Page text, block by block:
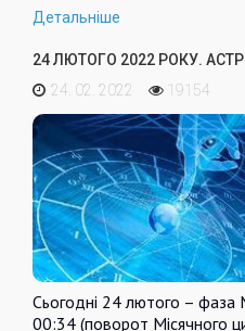
Детальніше
24 ЛЮТОГО 2022 РОКУ.
24. 02. 2022
19154
Сьогодні 24 лютого – фаза
00:34 (поворот Місячного